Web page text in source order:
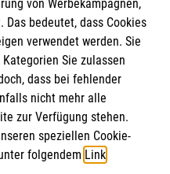
von Werbekampagnen,
Das bedeutet, dass Cookies
verwendet werden. Sie
Sie zulassen
dass bei fehlender
nicht mehr alle
zur Verfügung stehen.
speziellen Cookie-
folgendem Link.